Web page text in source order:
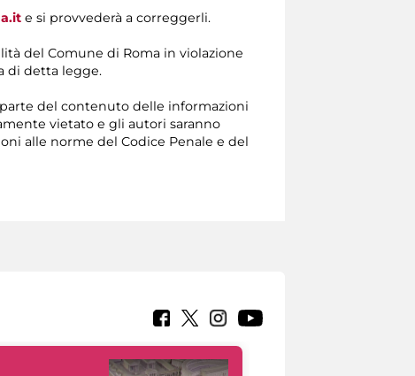
e si provvederà a correggerli.
del Comune di Roma in violazione
di detta legge.
del contenuto delle informazioni
vietato e gli autori saranno
alle norme del Codice Penale e del